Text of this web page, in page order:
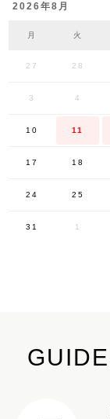
2026年8月
月 火
27 28
3 4
10 11
17 18
24 25
31 1
GUIDE